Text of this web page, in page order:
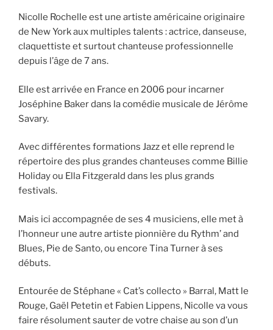
Nicolle Rochelle est une artiste américaine originaire
de New York aux multiples talents : actrice, danseuse,
claquettiste et surtout chanteuse professionnelle
depuis l’âge de 7 ans.
Elle est arrivée en France en 2006 pour incarner
Joséphine Baker dans la comédie musicale de Jérôme
Savary.
Avec différentes formations Jazz et elle reprend le
répertoire des plus grandes chanteuses comme Billie
Holiday ou Ella Fitzgerald dans les plus grands
festivals.
Mais ici accompagnée de ses 4 musiciens, elle met à
l’honneur une autre artiste pionnière du Rythm’ and
Blues, Pie de Santo, ou encore Tina Turner à ses
débuts.
Entourée de Stéphane « Cat’s collecto » Barral, Matt le
Rouge, Gaël Petetin et Fabien Lippens, Nicolle va vous
faire résolument sauter de votre chaise au son d’un